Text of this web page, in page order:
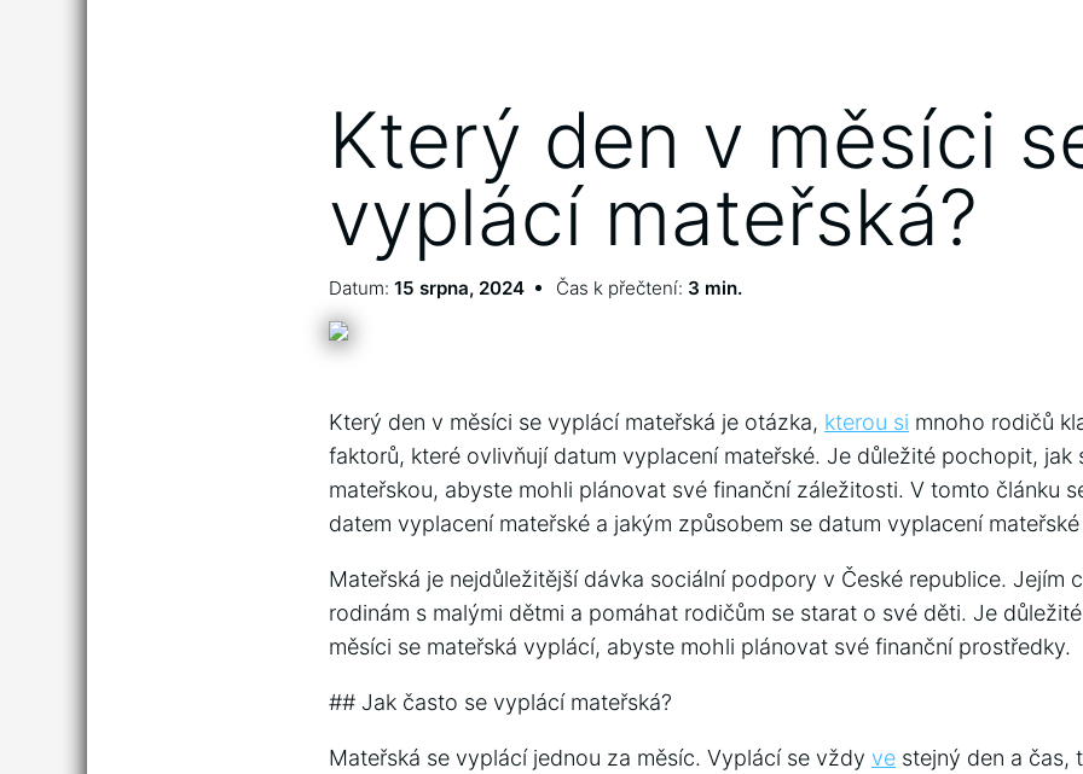
Který den v měsíci
vyplácí mateřská?
Datum: 15 srpna, 2024 Čas k přečtení: 3 min.
Který den v měsíci se vyplácí mateřská je otázka, kterou si mnoho rodičů
faktorů, které ovlivňují datum vyplacení mateřské. Je důležité pochopit, jak
mateřskou, abyste mohli plánovat své finanční záležitosti. V tomto článku
datem vyplacení mateřské a jakým způsobem se datum vyplacení
Mateřská je nejdůležitější dávka sociální podpory v České republice. Jejím
rodinám s malými dětmi a pomáhat rodičům se starat o své děti. Je
měsíci se mateřská vyplácí, abyste mohli plánovat své finanční prostředky.
## Jak často se vyplácí mateřská?
Mateřská se vyplácí jednou za měsíc. Vyplácí se vždy ve stejný den a čas,